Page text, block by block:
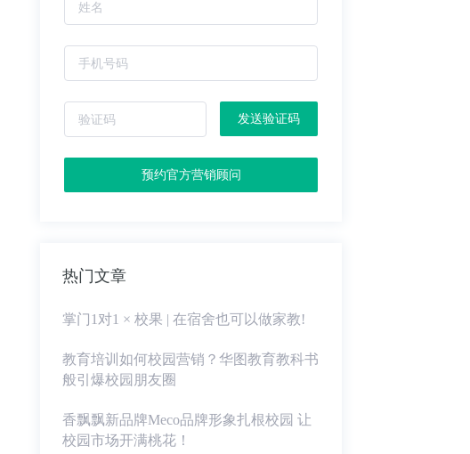
发送验证码
预约官方营销顾问
热门文章
掌门1对1 × 校果 | 在宿舍也可以做家教!
教育培训如何校园营销？华图教育教科书
般引爆校园朋友圈
香飘飘新品牌Meco品牌形象扎根校园 让
校园市场开满桃花！